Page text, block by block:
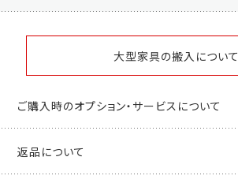
大型家具の搬入について
ご購入時のオプション・サービスについて
返品について